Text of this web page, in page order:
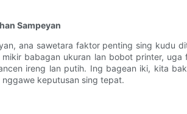
Sampeyan
ana sawetara faktor penting sing kudu
babagan ukuran lan bobot printer,
ireng lan putih. Ing bagean iki, kita
keputusan sing tepat.